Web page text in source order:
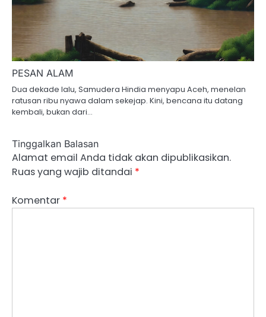
PESAN ALAM
Dua dekade lalu, Samudera Hindia menyapu Aceh, menelan
ratusan ribu nyawa dalam sekejap. Kini, bencana itu datang
kembali, bukan dari…
Tinggalkan Balasan
Alamat email Anda tidak akan dipublikasikan.
Ruas yang wajib ditandai *
Komentar *